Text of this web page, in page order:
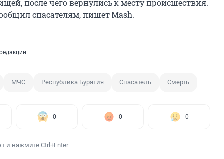
после чего вернулись к месту происшествия.
спасателям, пишет Mash.
МЧС Республика Бурятия Спасатель Смерть
0 0 0
и нажмите Ctrl+Enter